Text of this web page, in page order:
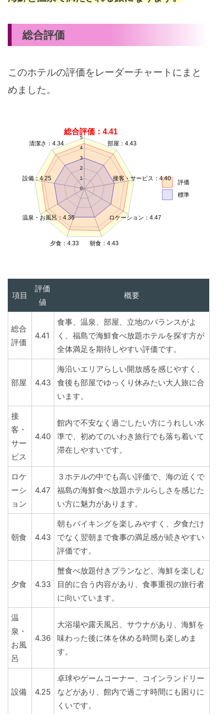
総合評価
このホテルの評価をレーダーチャートにまと
めました。
0
1
2
3
4
5
総合評価：4.41
部屋：4.43
接客・サービス：4.40
ロケーション：4.47
朝食：4.43
夕食：4.33
温泉・お風呂：4.36
設備：4.25
清潔さ：4.34
評価
標準
項目
評価
値
概要
総合
評価
4.41
食事、温泉、部屋、立地のバランスがよ
く、福島で海鮮食べ放題ホテルを探す方が
全体満足を期待しやすい評価です。
部屋 4.43
海沿いエリアらしい開放感を感じやすく、
食後も部屋でゆっくり休みたい大人旅に合
います。
接
客・
サー
ビス
4.40
館内で不安なく過ごしたい方にうれしい水
準で、初めてのいわき旅行でも落ち着いて
滞在しやすいです。
ロケ
ーシ
ョン
4.47
３ホテルの中でも高い評価で、海の近くで
福島の海鮮食べ放題ホテルらしさを感じた
い方に魅力があります。
朝食 4.43
朝もバイキングを楽しみやすく、夕食だけ
でなく翌朝まで食事の満足感が続きやすい
評価です。
夕食 4.33
蟹食べ放題付きプランなど、海鮮を楽しむ
目的に合う内容があり、食事重視の旅行者
に向いています。
温
泉・
お風
呂
4.36
大浴場や露天風呂、サウナがあり、海鮮を
味わった後に体を休める時間も楽しめま
す。
設備 4.25
卓球やゲームコーナー、コインランドリー
などがあり、館内で過ごす時間にも困りに
くいです。